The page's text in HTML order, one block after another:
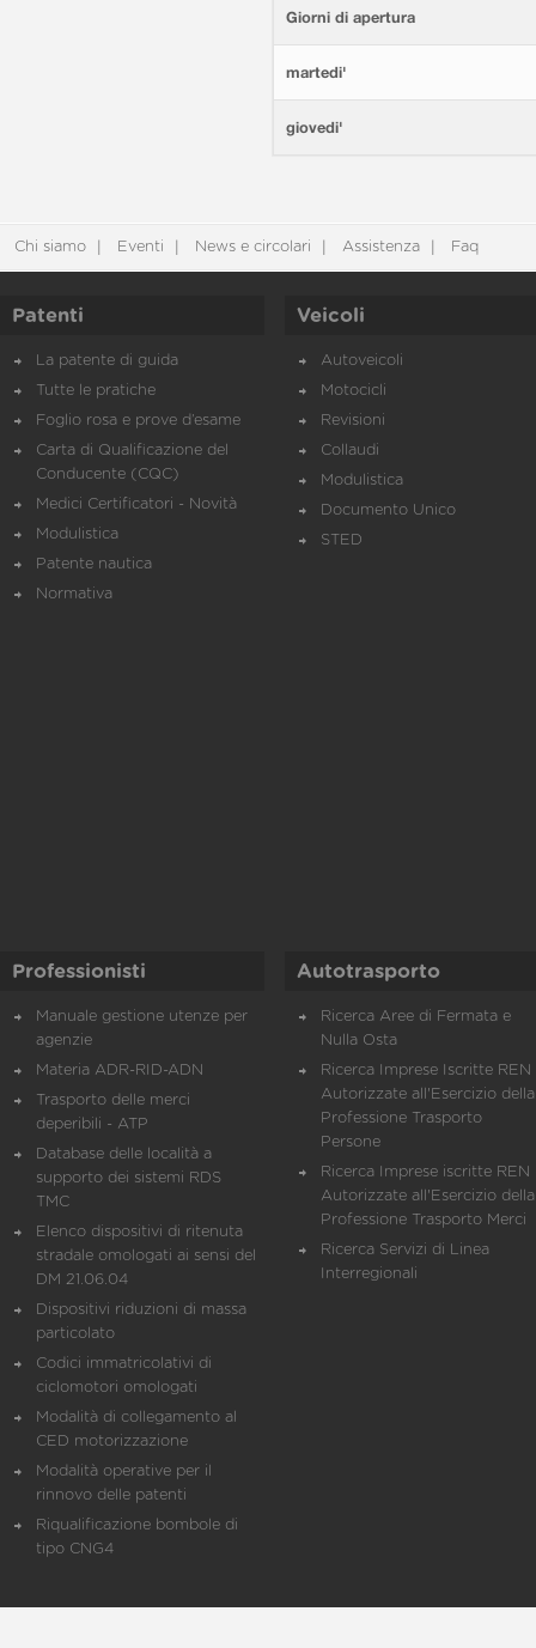
Giorni di apertura
martedi'
giovedi'
Chi siamo Eventi News e circolari Assistenza Faq
Patenti
La patente di guida
Tutte le pratiche
Foglio rosa e prove d’esame
Carta di Qualificazione del
Conducente (CQC)
Medici Certificatori - Novità
Modulistica
Patente nautica
Normativa
Veicoli
Autoveicoli
Motocicli
Revisioni
Collaudi
Modulistica
Documento Unico
STED
Professionisti
Manuale gestione utenze per
agenzie
Materia ADR-RID-ADN
Trasporto delle merci
deperibili - ATP
Database delle località a
supporto dei sistemi RDS
TMC
Elenco dispositivi di ritenuta
stradale omologati ai sensi del
DM 21.06.04
Dispositivi riduzioni di massa
particolato
Codici immatricolativi di
ciclomotori omologati
Modalità di collegamento al
CED motorizzazione
Modalità operative per il
rinnovo delle patenti
Riqualificazione bombole di
tipo CNG4
Autotrasporto
Ricerca Aree di Fermata e
Nulla Osta
Ricerca Imprese Iscritte REN
Autorizzate all'Esercizio della
Professione Trasporto
Persone
Ricerca Imprese iscritte REN
Autorizzate all'Esercizio della
Professione Trasporto Merci
Ricerca Servizi di Linea
Interregionali